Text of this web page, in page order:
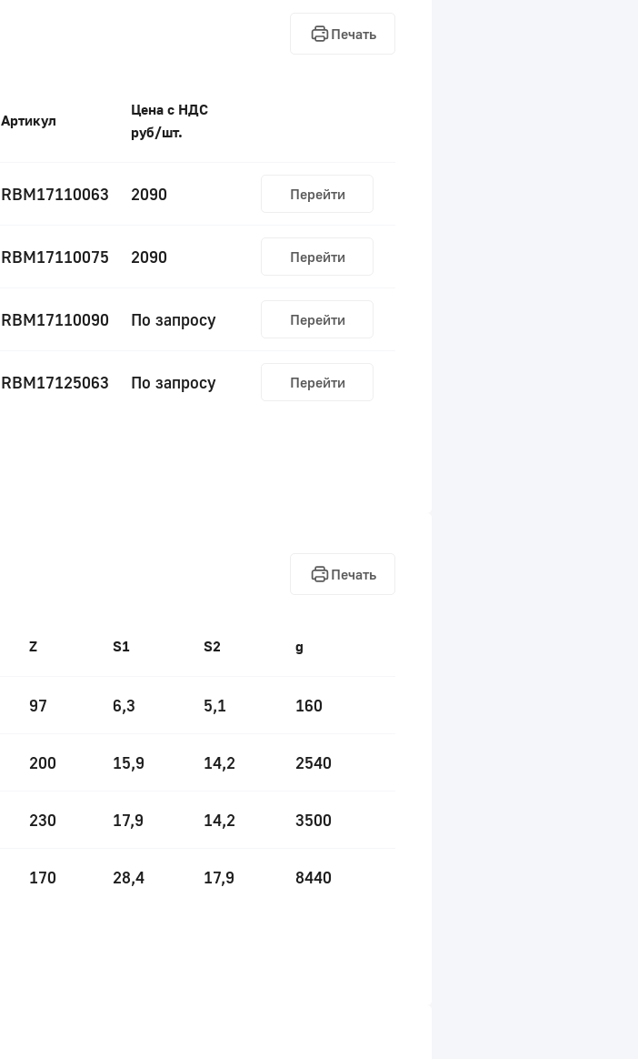
Печать
Артикул
Цена с НДС
руб/шт.
RBM17110063 2090 Перейти
RBM17110075 2090 Перейти
RBM17110090 По запросу Перейти
RBM17125063 По запросу Перейти
Печать
Z S1 S2 g
97 6,3 5,1 160
200 15,9 14,2 2540
230 17,9 14,2 3500
170 28,4 17,9 8440